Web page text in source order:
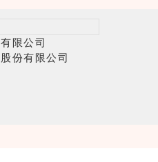
物科技有限公司
苏州）有限公司
限公司
份有限公司